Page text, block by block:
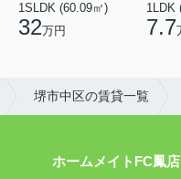
1SLDK (60.09㎡)
32万円
1LDK
7.7
堺市中区の賃貸一覧
ホームメイトFC